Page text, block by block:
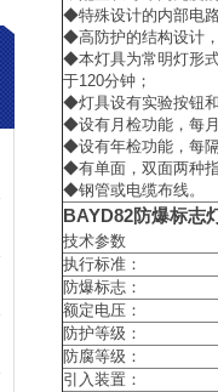
◆特殊设计的内部电
◆高防护的结构设计
◆本灯具为常明灯形
于120分钟；
◆灯具设有实验按钮
◆设有月检功能，每
◆设有年检功能，每
◆有单面，双面两种
◆钢管或电缆布线。
BAYD82防爆标志
技术参数
执行标准：
防爆标志：
额定电压：
防护等级：
防腐等级：
引入装置：